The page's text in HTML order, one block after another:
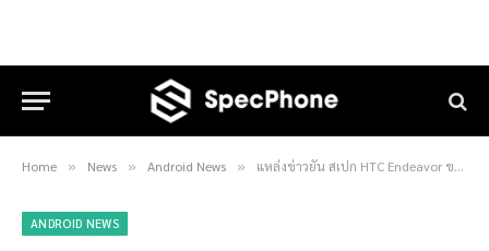
Home » News » Android News » แหล่งข่าวยัน สเปก HTC Endeavor ของแท้มาแล้ว เตรียมพบกันได้ในงาน MWC 2012 [Update: เปิดตัวในวันที่ 26 ก.พ. นี้!]
ANDROID NEWS